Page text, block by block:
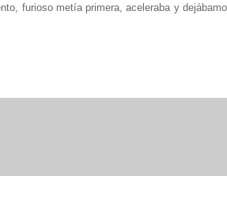
furioso metía primera, aceleraba y